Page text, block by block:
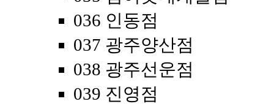
036 인동점
037 광주양산점
038 광주선운점
039 진영점